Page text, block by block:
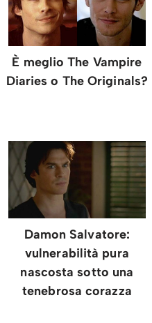
È meglio The Vampire
Diaries o The Originals?
Damon Salvatore:
vulnerabilità pura
nascosta sotto una
tenebrosa corazza